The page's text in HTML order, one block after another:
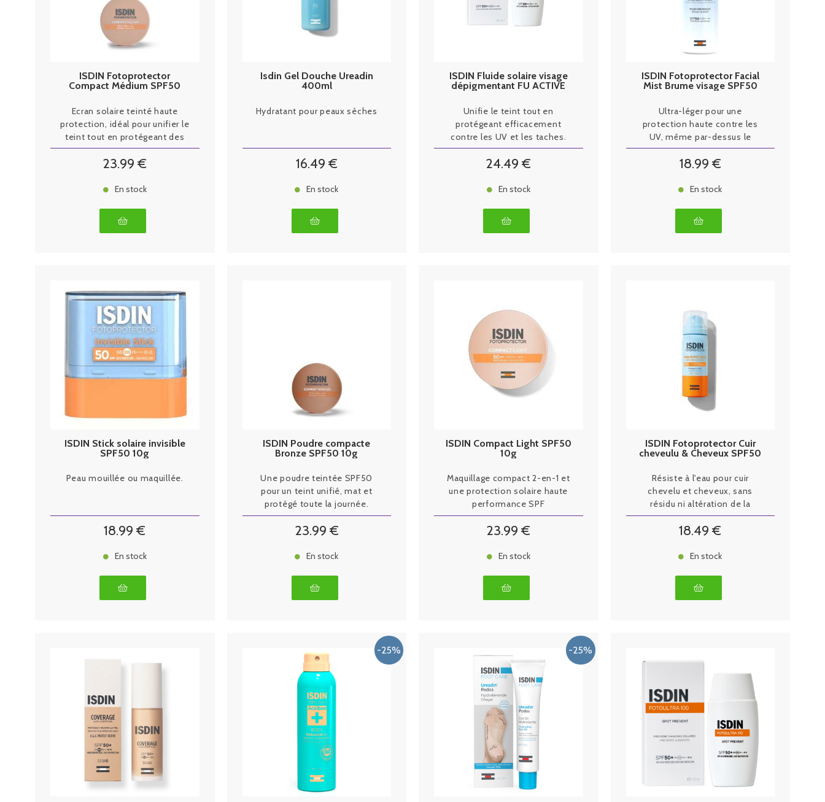
ISDIN Fotoprotector
Compact Médium SPF50
Ecran solaire teinté haute
protection, idéal pour unifier le
teint tout en protégeant des
rayons UVA/UVB au quotidien.
23.99 €
En stock
Isdin Gel Douche Ureadin
400ml
Hydratant pour peaux sèches
16.49 €
En stock
ISDIN Fluide solaire visage
dépigmentant FU ACTIVE
Unifie le teint tout en
protégeant efficacement
contre les UV et les taches.
24.49 €
En stock
ISDIN Fotoprotector Facial
Mist Brume visage SPF50
Ultra-léger pour une
protection haute contre les
UV, même par-dessus le
maquillage
18.99 €
En stock
ISDIN Stick solaire invisible
SPF50 10g
Peau mouillée ou maquillée.
18.99 €
En stock
ISDIN Poudre compacte
Bronze SPF50 10g
Une poudre teintée SPF50
pour un teint unifié, mat et
protégé toute la journée.
23.99 €
En stock
ISDIN Compact Light SPF50
10g
Maquillage compact 2-en-1 et
une protection solaire haute
performance SPF
23.99 €
En stock
ISDIN Fotoprotector Cuir
cheveulu & Cheveux SPF50
Résiste à l'eau pour cuir
chevelu et cheveux, sans
résidu ni altération de la
couleur
18.49 €
En stock